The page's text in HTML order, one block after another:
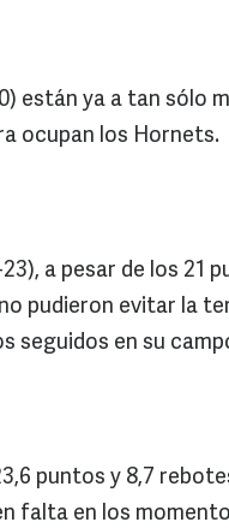
están ya a tan sólo
ocupan los Hornets.
a pesar de los 21
pudieron evitar la
seguidos en su
puntos y 8,7
falta en los